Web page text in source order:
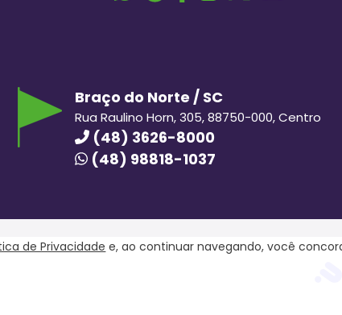
Braço do Norte / SC
Rua Raulino Horn, 305, 88750-000, Centro
(48) 3626-8000
(48) 98818-1037
de Privacidade e, ao continuar navegando, você